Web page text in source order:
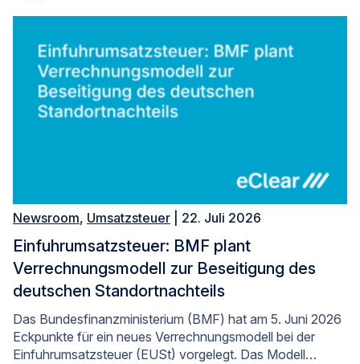
Newsroom, Umsatzsteuer | 22. Juli 2026
Einfuhrumsatzsteuer: BMF plant
Verrechnungsmodell zur Beseitigung des
deutschen Standortnachteils
Das Bundesfinanzministerium (BMF) hat am 5. Juni 2026
Eckpunkte für ein neues Verrechnungsmodell bei der
Einfuhrumsatzsteuer (EUSt) vorgelegt. Das Modell…